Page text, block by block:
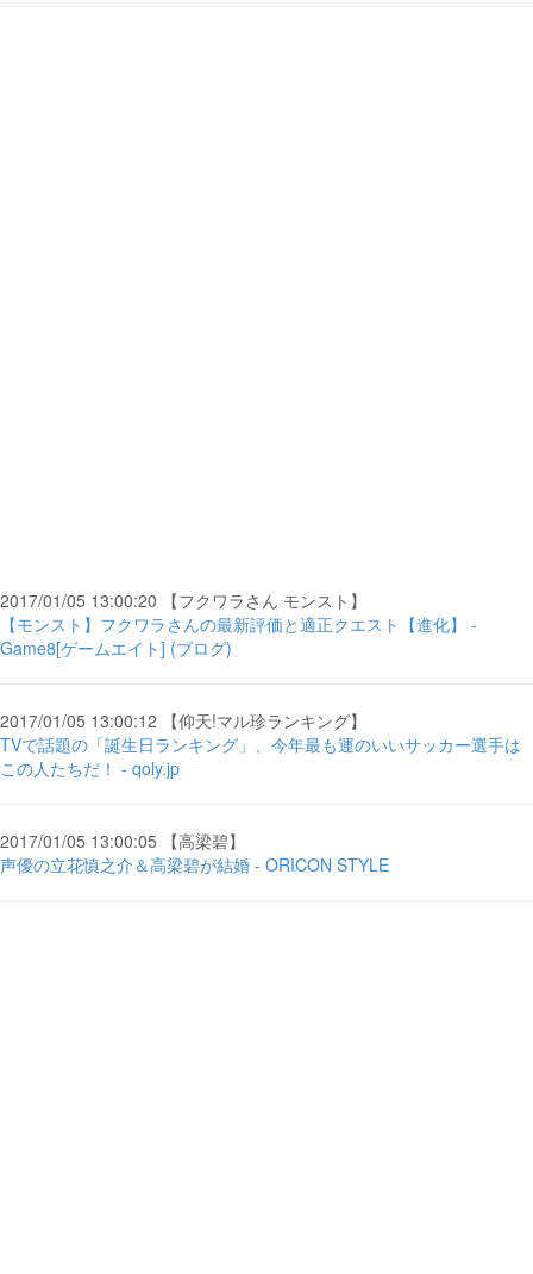
2017/01/05 13:00:20 【フクワラさん モンスト】
【モンスト】フクワラさんの最新評価と適正クエスト【進化】 -
Game8[ゲームエイト] (ブログ)
2017/01/05 13:00:12 【仰天!マル珍ランキング】
TVで話題の「誕生日ランキング」、今年最も運のいいサッカー選手は
この人たちだ！ - qoly.jp
2017/01/05 13:00:05 【高梁碧】
声優の立花慎之介＆高梁碧が結婚 - ORICON STYLE